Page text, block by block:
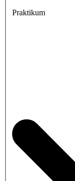
Praktikum